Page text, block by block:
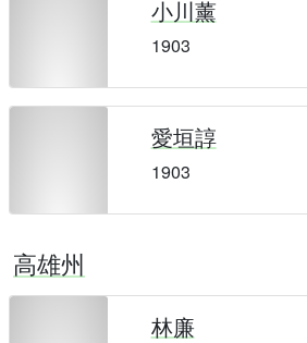
小川薰
1903
愛垣諄
1903
高雄州
林廉